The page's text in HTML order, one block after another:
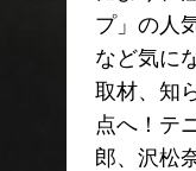
プ」の人
など気に
取材、知
点へ！テ
郎、沢松